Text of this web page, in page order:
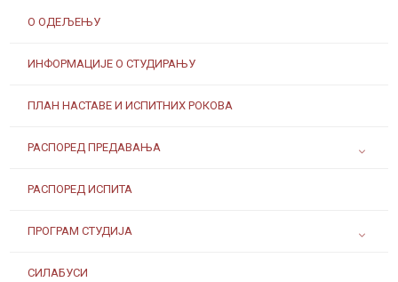
О ОДЕЉЕЊУ
ИНФОРМАЦИЈЕ О СТУДИРАЊУ
ПЛАН НАСТАВЕ И ИСПИТНИХ РОКОВА
РАСПОРЕД ПРЕДАВАЊА
РАСПОРЕД ИСПИТА
ПРОГРАМ СТУДИЈА
СИЛАБУСИ